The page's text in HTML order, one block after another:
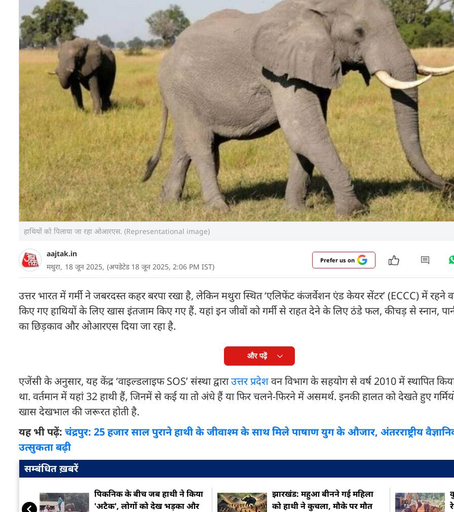
हाथियों को पिलाया जा रहा ओआरएस. (Representational image)
aajtak.in
मथुरा, 18 जून 2025, (अपडेटेड 18 जून 2025, 2:06 PM IST)
Prefer us on
उत्तर भारत में गर्मी ने जबरदस्त कहर बरपा रखा है, लेकिन मथुरा स्थित ‘एलिफेंट कंजर्वेशन एंड केयर सेंटर’ (ECCC) में रहने
किए गए हाथियों के लिए खास इंतजाम किए गए हैं. यहां इन जीवों को गर्मी से राहत देने के लिए ठंडे फल, कीचड़ से स्नान,
का छिड़काव और ओआरएस दिया जा रहा है.
और पढ़ें
एजेंसी के अनुसार, यह केंद्र ‘वाइल्डलाइफ SOS’ संस्था द्वाराउत्तर प्रदेशवन विभाग के सहयोग से वर्ष 2010 में स्थापित
था. वर्तमान में यहां 32 हाथी हैं, जिनमें से कई या तो अंधे हैं या फिर चलने-फिरने में असमर्थ. इनकी हालत को देखते हुए
खास देखभाल की जरूरत होती है.
यह भी पढ़ें: चंद्रपुर: 25 हजार साल पुराने हाथी के जीवाश्म के साथ मिले पाषाण युग के औजार, अंतरराष्ट्रीय
उत्सुकता बढ़ी
सम्बंधित ख़बरें
पिकनिक के बीच जब हाथी ने किया
'अटैक', लोगों को देख भड़का और
झारखंड: महुआ बीनने गई महिला
को हाथी ने कुचला, मौके पर मौत